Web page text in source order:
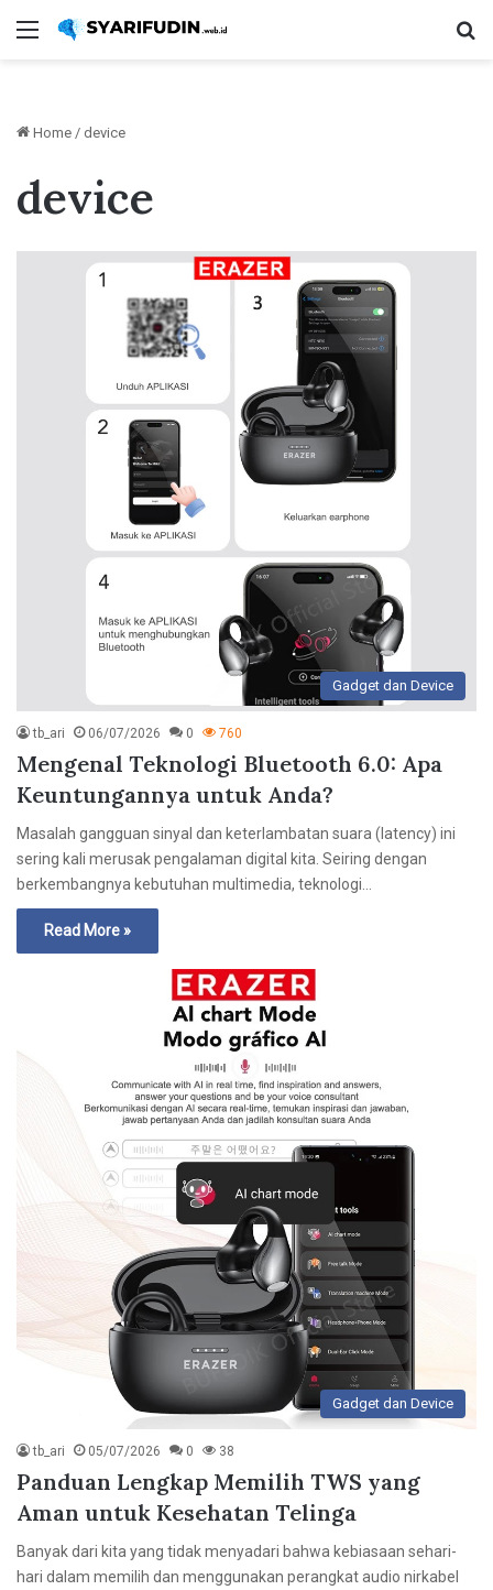
Menu
Home / device
device
Gadget dan Device
tb_ari 06/07/2026 0 760
Mengenal Teknologi Bluetooth 6.0: Apa
Keuntungannya untuk Anda?
Masalah gangguan sinyal dan keterlambatan suara (latency) ini
sering kali merusak pengalaman digital kita. Seiring dengan
berkembangnya kebutuhan multimedia, teknologi…
Read More »
Gadget dan Device
tb_ari 05/07/2026 0 38
Panduan Lengkap Memilih TWS yang
Aman untuk Kesehatan Telinga
Banyak dari kita yang tidak menyadari bahwa kebiasaan sehari-
hari dalam memilih dan menggunakan perangkat audio nirkabel